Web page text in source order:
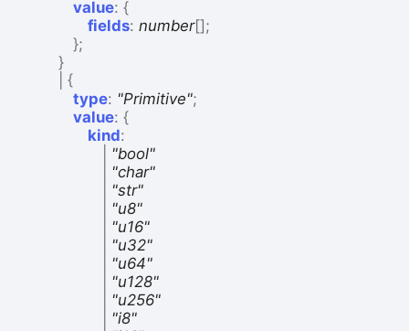
value: {
fields: number[];
};
}
{
type: "Primitive";
value: {
kind:
"bool"
"char"
"str"
"u8"
"u16"
"u32"
"u64"
"u128"
"u256"
"i8"